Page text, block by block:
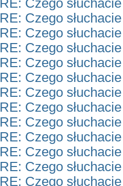
RE: Czego
RE: Czego
RE: Czego
RE: Czego
RE: Czego
RE: Czego
RE: Czego
RE: Czego
RE: Czego
RE: Czego
RE: Czego
RE: Czego
RE: Czego